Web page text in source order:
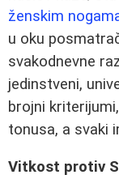
ženskim
u oku
svakodnevne
jedinstveni,
brojni
tonusa, a svaki
Vitkost protiv